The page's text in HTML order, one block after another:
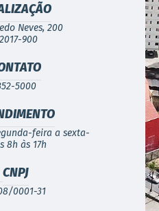
Neves, 200
900
5000
feira a sexta-
8h às 17h
CNPJ
0001-31